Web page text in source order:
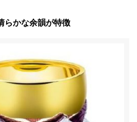
らかな余韻が特徴